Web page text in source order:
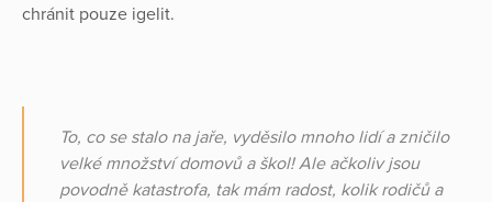
chránit pouze igelit.
To, co se stalo na jaře, vyděsilo mnoho lidí a zničilo
velké množství domovů a škol! Ale ačkoliv jsou
povodně katastrofa, tak mám radost, kolik rodičů a